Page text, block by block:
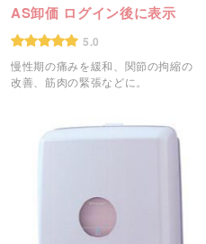
AS卸価 ログイン後に表示
5.0
慢性期の痛みを緩和、関節の拘縮の
改善、筋肉の緊張などに。